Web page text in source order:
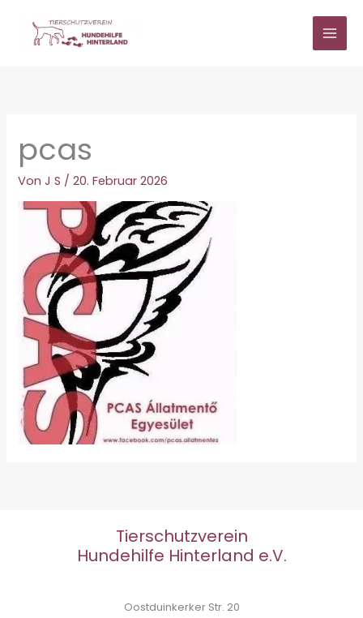
springen
pcas
VonJ S /20. Februar 2026
Tierschutzverein
Hundehilfe Hinterland e.V.
Oostduinkerker Str. 20